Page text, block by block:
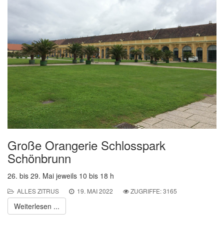
Große Orangerie Schlosspark
Schönbrunn
26. bis 29. Mai jeweils 10 bis 18 h
ALLES ZITRUS 19. MAI 2022 ZUGRIFFE: 3165
Weiterlesen ...